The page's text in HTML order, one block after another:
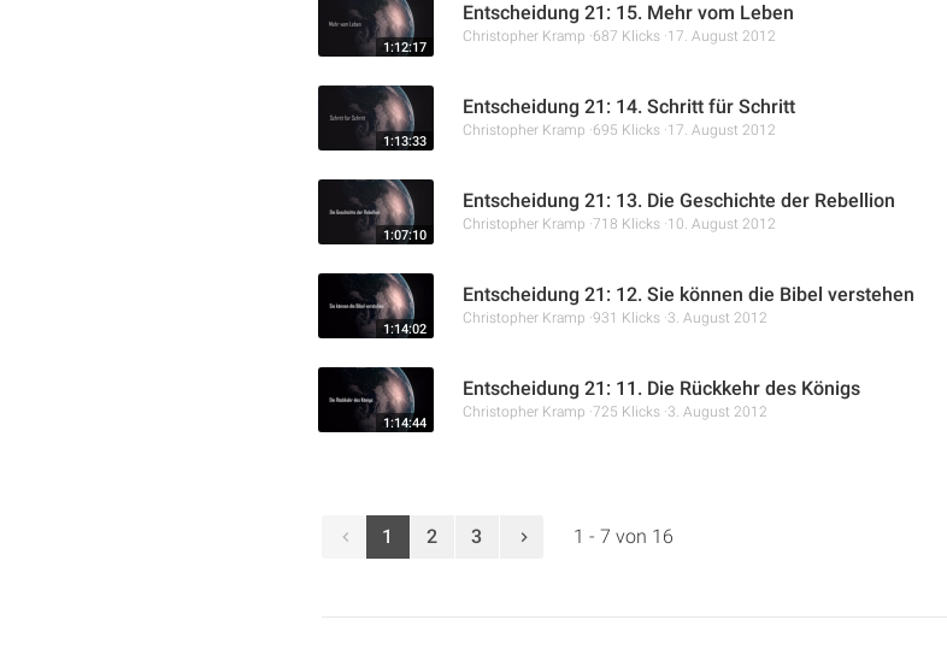
1:12:17
Entscheidung 21: 15. Mehr vom Leben
Christopher Kramp 687 Klicks 17. August 2012
1:13:33
Entscheidung 21: 14. Schritt für Schritt
Christopher Kramp 695 Klicks 17. August 2012
1:07:10
Entscheidung 21: 13. Die Geschichte der Rebellion
Christopher Kramp 718 Klicks 10. August 2012
1:14:02
Entscheidung 21: 12. Sie können die Bibel verstehen
Christopher Kramp 931 Klicks 3. August 2012
1:14:44
Entscheidung 21: 11. Die Rückkehr des Königs
Christopher Kramp 725 Klicks 3. August 2012
1 2 3 1 - 7 von 16